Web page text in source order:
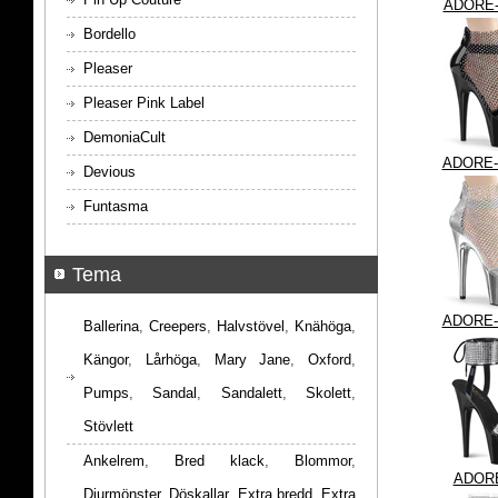
Bordello
Pleaser
Pleaser Pink Label
DemoniaCult
Devious
Funtasma
Tema
Ballerina, Creepers, Halvstövel , Knähöga,
Kängor, Lårhöga, Mary Jane, Oxford,
Pumps,Sandal , Sandalett,Skolett,
Stövlett
Ankelrem, Bred klack, Blommor,
Djurmönster, Döskallar, Extra bredd Extra